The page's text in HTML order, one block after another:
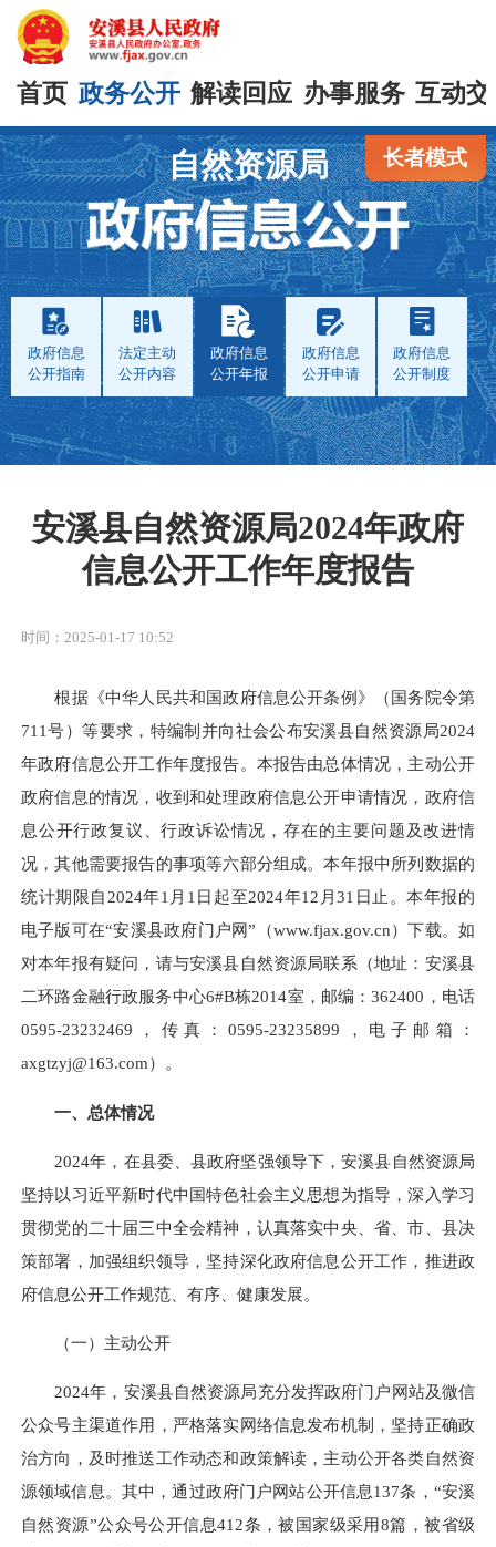
首页 政务公开 解读回应 办事服务 互动
长者模式
自然资源局
政府信息
公开指南
法定主动
公开内容
政府信息
公开年报
政府信息
公开申请
政府信息
公开制度
安溪县自然资源局2024年政府
信息公开工作年度报告
时间：2025-01-17 10:52
根据《中华人民共和国政府信息公开条例》（国务院令第
711号）等要求，特编制并向社会公布安溪县自然资源局2024
年政府信息公开工作年度报告。本报告由总体情况，主动公开
政府信息的情况，收到和处理政府信息公开申请情况，政府信
息公开行政复议、行政诉讼情况，存在的主要问题及改进情
况，其他需要报告的事项等六部分组成。本年报中所列数据的
统计期限自2024年1月1日起至2024年12月31日止。本年报的
电子版可在“安溪县政府门户网”（www.fjax.gov.cn）下载。如
对本年报有疑问，请与安溪县自然资源局联系（地址：安溪县
二环路金融行政服务中心6#B栋2014室，邮编：362400，电话
0595-23232469，传真：0595-23235899，电子邮箱：
axgtzyj@163.com）。
一、总体情况
2024年，在县委、县政府坚强领导下，安溪县自然资源局
坚持以习近平新时代中国特色社会主义思想为指导，深入学习
贯彻党的二十届三中全会精神，认真落实中央、省、市、县决
策部署，加强组织领导，坚持深化政府信息公开工作，推进政
府信息公开工作规范、有序、健康发展。
（一）主动公开
2024年，安溪县自然资源局充分发挥政府门户网站及微信
公众号主渠道作用，严格落实网络信息发布机制，坚持正确政
治方向，及时推送工作动态和政策解读，主动公开各类自然资
源领域信息。其中，通过政府门户网站公开信息137条，“安溪
自然资源”公众号公开信息412条，被国家级采用8篇，被省级